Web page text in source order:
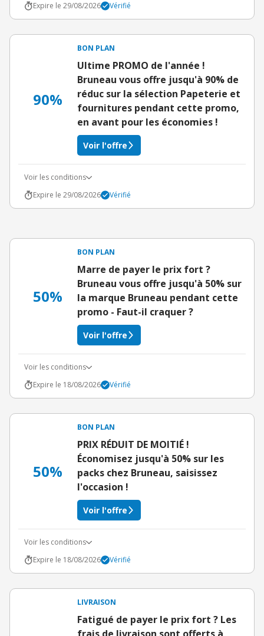
Expire le 29/08/2026
Vérifié
90%
BON PLAN
Ultime PROMO de l'année !
Bruneau vous offre jusqu'à 90% de
réduc sur la sélection Papeterie et
fournitures pendant cette promo,
en avant pour les économies !
Voir l'offre
Voir les conditions
Expire le 29/08/2026
Vérifié
50%
BON PLAN
Marre de payer le prix fort ?
Bruneau vous offre jusqu'à 50% sur
la marque Bruneau pendant cette
promo - Faut-il craquer ?
Voir l'offre
Voir les conditions
Expire le 18/08/2026
Vérifié
50%
BON PLAN
PRIX RÉDUIT DE MOITIÉ !
Économisez jusqu'à 50% sur les
packs chez Bruneau, saisissez
l'occasion !
Voir l'offre
Voir les conditions
Expire le 18/08/2026
Vérifié
LIVRAISON
Fatigué de payer le prix fort ? Les